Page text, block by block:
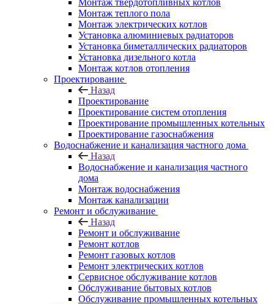
Монтаж твердотопливных котлов
Монтаж теплого пола
Монтаж электрических котлов
Установка алюминиевых радиаторов
Установка биметаллических радиаторов
Установка дизельного котла
Монтаж котлов отопления
Проектирование
Назад
Проектирование
Проектирование систем отопления
Проектирование промышленных котельных
Проектирование газоснабжения
Водоснабжение и канализация частного дома
Назад
Водоснабжение и канализация частного
дома
Монтаж водоснабжения
Монтаж канализации
Ремонт и обслуживание
Назад
Ремонт и обслуживание
Ремонт котлов
Ремонт газовых котлов
Ремонт электрических котлов
Сервисное обслуживание котлов
Обслуживание бытовых котлов
Обслуживание промышленных котельных